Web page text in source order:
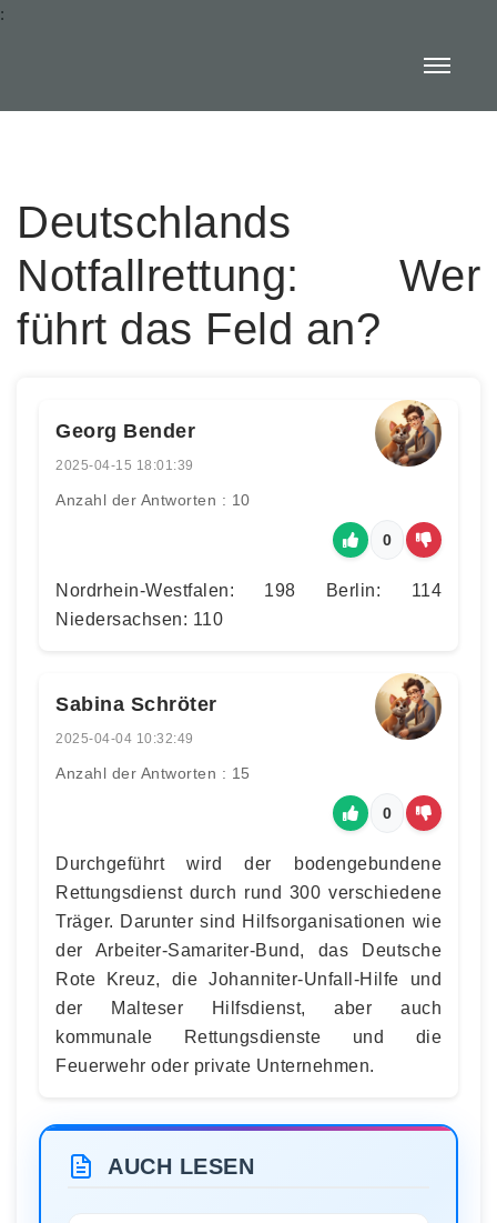
:
Deutschlands
Notfallrettung: Wer
führt das Feld an?
Georg Bender
2025-04-15 18:01:39
Anzahl der Antworten : 10
0
Nordrhein-Westfalen: 198 Berlin: 114
Niedersachsen: 110
Sabina Schröter
2025-04-04 10:32:49
Anzahl der Antworten : 15
0
Durchgeführt wird der bodengebundene
Rettungsdienst durch rund 300 verschiedene
Träger. Darunter sind Hilfsorganisationen wie
der Arbeiter-Samariter-Bund, das Deutsche
Rote Kreuz, die Johanniter-Unfall-Hilfe und
der Malteser Hilfsdienst, aber auch
kommunale Rettungsdienste und die
Feuerwehr oder private Unternehmen.
AUCH LESEN